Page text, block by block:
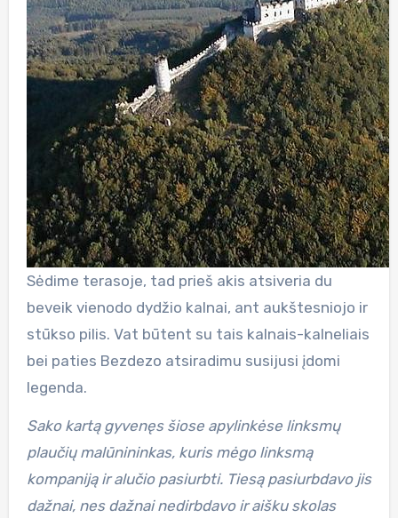
Sėdime terasoje, tad prieš akis atsiveria du
beveik vienodo dydžio kalnai, ant aukštesniojo ir
stūkso pilis. Vat būtent su tais kalnais-kalneliais
bei paties Bezdezo atsiradimu susijusi įdomi
legenda.
Sako kartą gyvenęs šiose apylinkėse linksmų
plaučių malūnininkas, kuris mėgo linksmą
kompaniją ir alučio pasiurbti. Tiesą pasiurbdavo jis
dažnai, nes dažnai nedirbdavo ir aišku skolas